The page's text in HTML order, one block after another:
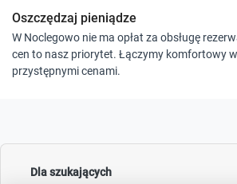
Oszczędzaj pieniądze
W Noclegowo nie ma opłat za obsługę
cen to nasz priorytet. Łączymy komfortowy
przystępnymi cenami.
Dla szukających